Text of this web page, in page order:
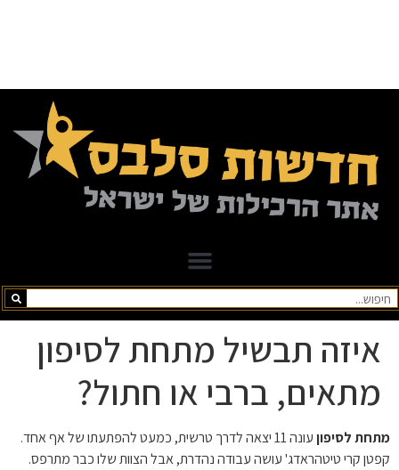
איזה תבשיל מתחת לסיפון
מתאים, ברבי או חתול?
מתחת לסיפון
עונה 11 יצאה לדרך טרשית, כמעט להפתעתו של אף אחד.
קפטן קרי טיטהראדג' עושה עבודה נהדרת, אבל הצוות שלו כבר מתרפס.